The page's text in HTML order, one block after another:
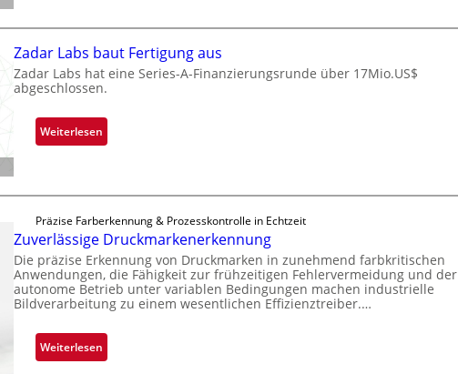
e
i
m
t
r
k
V
i
s
i
o
n
r
o
c
h
p
t
Ü
b
e
r
a
h
Zadar Labs baut Fertigung aus
Zadar Labs hat eine Series-A-Finanzierungsrunde über 17Mio.US$
abgeschlossen.
Weiterlesen:
Z
r
L
a
b
s
a
u
Präzise Farberkennung & Prozesskontrolle in Echtzeit
Zuverlässige Druckmarkenerkennung
Die präzise Erkennung von Druckmarken in zunehmend farbkritischen
Anwendungen, die Fähigkeit zur frühzeitigen Fehlervermeidung und der
autonome Betrieb unter variablen Bedingungen machen industrielle
Bildverarbeitung zu einem wesentlichen Effizienztreiber.…
Weiterlesen:
Z